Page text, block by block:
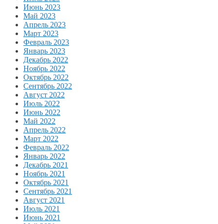
Июнь 2023
Май 2023
Апрель 2023
Март 2023
Февраль 2023
Январь 2023
Декабрь 2022
Ноябрь 2022
Октябрь 2022
Сентябрь 2022
Август 2022
Июль 2022
Июнь 2022
Май 2022
Апрель 2022
Март 2022
Февраль 2022
Январь 2022
Декабрь 2021
Ноябрь 2021
Октябрь 2021
Сентябрь 2021
Август 2021
Июль 2021
Июнь 2021